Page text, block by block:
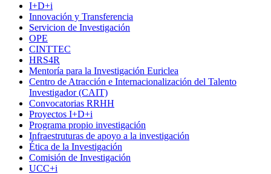
I+D+i
Innovación y Transferencia
Servicion de Investigación
OPE
CINTTEC
HRS4R
Mentoría para la Investigación Euriclea
Centro de Atracción e Internacionalización del Talento
Investigador (CAIT)
Convocatorias RRHH
Proyectos I+D+i
Programa propio investigación
Infraestruturas de apoyo a la investigación
Ética de la Investigación
Comisión de Investigación
UCC+i